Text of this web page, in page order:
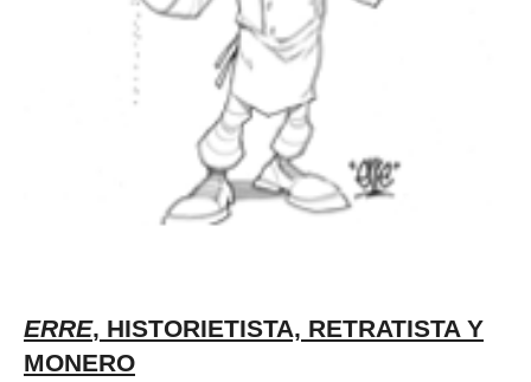
ERRE, HISTORIETISTA, RETRATISTA Y
MONERO